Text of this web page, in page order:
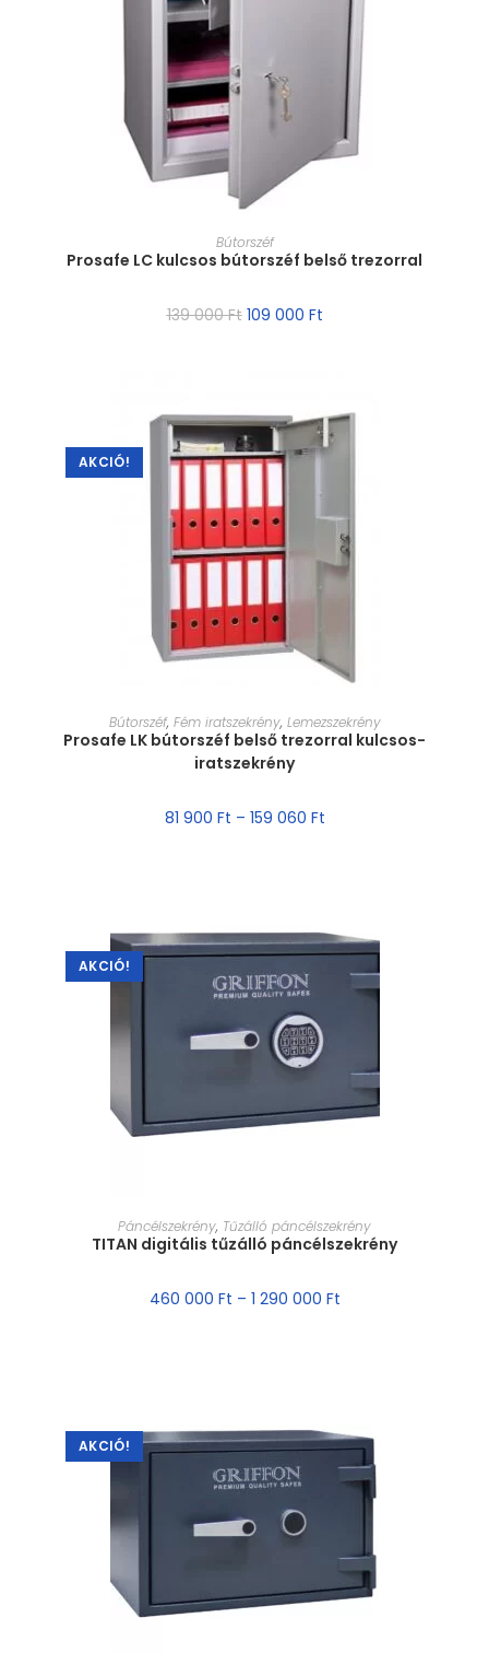
MÉRET VÁLASZTÁSA
Bútorszéf
Prosafe LC kulcsos bútorszéf belső trezorral
139 000Ft 109 000 Ft
AKCIÓ!
MÉRET VÁLASZTÁSA
Bútorszéf, Fém iratszekrény, Lemezszekrény
Prosafe LK bútorszéf belső trezorral kulcsos-
iratszekrény
81 900 Ft – 159 060 Ft
AKCIÓ!
MÉRET VÁLASZTÁSA
Páncélszekrény, Tűzálló páncélszekrény
TITAN digitális tűzálló páncélszekrény
460 000 Ft – 1 290 000 Ft
AKCIÓ!